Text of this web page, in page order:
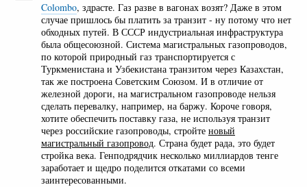
Colombo, здрасте. Газ разве в вагонах возят? Даже в этом
случае пришлось бы платить за транзит - ну потому что нет
обходных путей. В СССР индустриальная инфраструктура
была общесоюзной. Система магистральных газопроводов,
по которой природный газ транспортируется с
Туркменистана и Узбекистана транзитом через Казахстан,
так же построена Советским Союзом. И в отличие от
железной дороги, на магистральном газопроводе нельзя
сделать перевалку, например, на баржу. Короче говоря,
хотите обеспечить поставку газа, не используя транзит
через российские газопроводы, стройте новый
магистральный газопровод. Страна будет рада, это будет
стройка века. Генподрядчик несколько миллиардов тенге
заработает и щедро поделится откатами со всеми
заинтересованными.